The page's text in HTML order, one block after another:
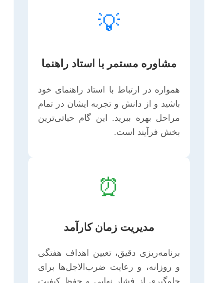
💡
مشاوره مستمر با استاد راهنما
همواره در ارتباط با استاد راهنمای خود
باشید و از دانش و تجربه ایشان در تمام
مراحل بهره ببرید. این گام حیاتی‌ترین
بخش فرآیند است.
⏰
مدیریت زمان کارآمد
برنامه‌ریزی دقیق، تعیین اهداف هفتگی
و روزانه، و رعایت ضرب‌الاجل‌ها برای